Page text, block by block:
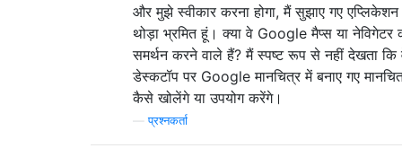
और मुझे स्वीकार करना होगा, मैं सुझाए गए एप्लिकेशन
थोड़ा भ्रमित हूं। क्या वे Google मैप्स या नेविगेटर
समर्थन करने वाले हैं? मैं स्पष्ट रूप से नहीं देखता कि
डेस्कटॉप पर Google मानचित्र में बनाए गए
कैसे खोलेंगे या उपयोग करेंगे।
—प्रश्नकर्ता